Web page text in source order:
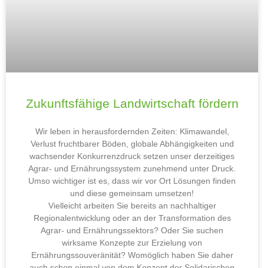
Zukunftsfähige Landwirtschaft fördern
Wir leben in herausfordernden Zeiten: Klimawandel,
Verlust fruchtbarer Böden, globale Abhängigkeiten und
wachsender Konkurrenzdruck setzen unser derzeitiges
Agrar- und Ernährungssystem zunehmend unter Druck.
Umso wichtiger ist es, dass wir vor Ort Lösungen finden
und diese gemeinsam umsetzen!
Vielleicht arbeiten Sie bereits an nachhaltiger
Regionalentwicklung oder an der Transformation des
Agrar- und Ernährungssektors? Oder Sie suchen
wirksame Konzepte zur Erzielung von
Ernährungssouveränität? Womöglich haben Sie daher